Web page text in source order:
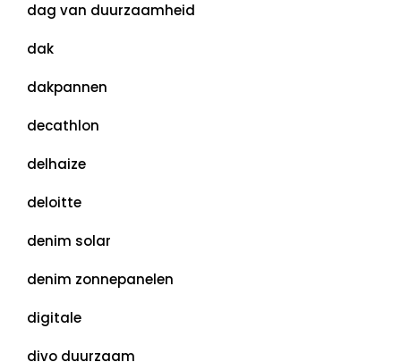
dag van duurzaamheid
dak
dakpannen
decathlon
delhaize
deloitte
denim solar
denim zonnepanelen
digitale
divo duurzaam